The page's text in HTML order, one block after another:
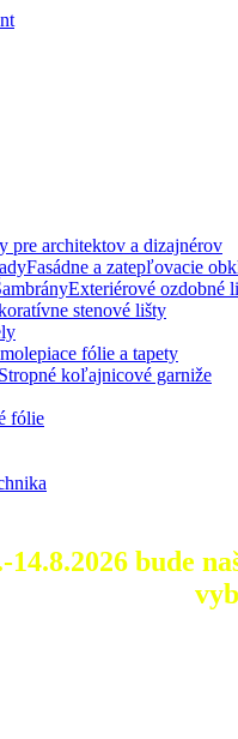
pre architektov a dizajnérov
Fasádne a zatepľovacie
Exteriérové ozdobné
stenové lišty
fólie a tapety
Stropné koľajnicové garniže
fólie
bude